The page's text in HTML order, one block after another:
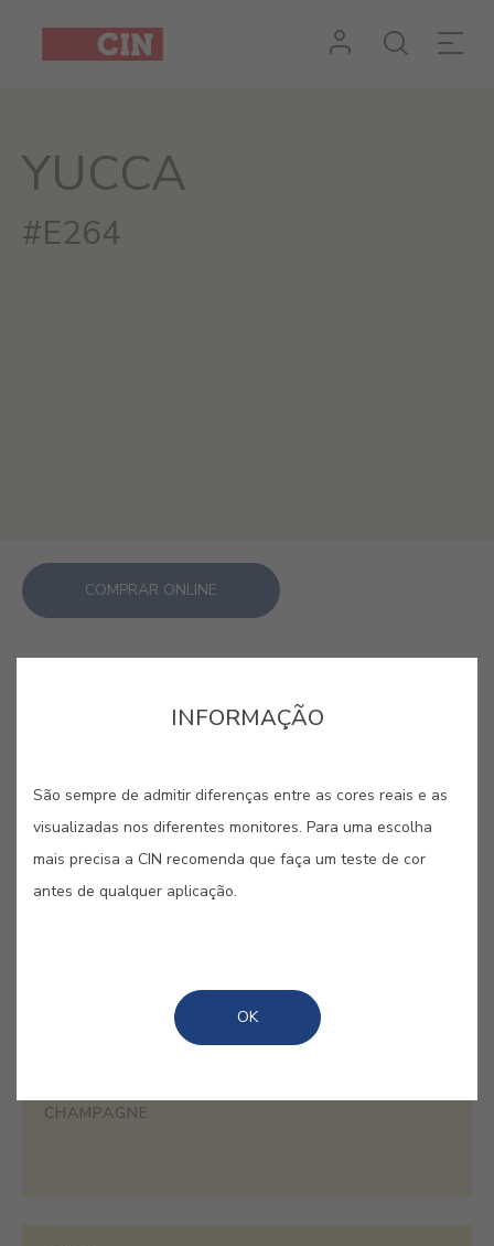
Cor
Yucca
interiores
YUCCA
#E264
COMPRAR ONLINE
CORES RELACIONADAS
Dos amarelos vibrantes aos laranjas mais quentes,
qualquer espaço com um toque de audácia solar.
CHAMPAGNE
INFORMAÇÃO
São sempre de admitir diferenças entre as cores reais e as
visualizadas nos diferentes monitores. Para uma escolha
mais precisa a CIN recomenda que faça um teste de cor
antes de qualquer aplicação.
OK